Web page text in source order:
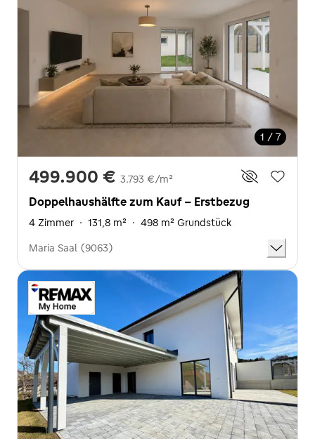
1 / 7
499.900 € 3.793 €/m²
Doppelhaushälfte zum Kauf - Erstbezug
4 Zimmer · 131,8 m² · 498 m² Grundstück
Maria Saal (9063)